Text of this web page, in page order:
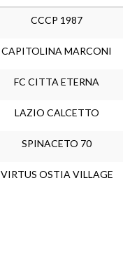
CCCP 1987
CAPITOLINA MARCONI
FC CITTA ETERNA
LAZIO CALCETTO
SPINACETO 70
VIRTUS OSTIA VILLAGE